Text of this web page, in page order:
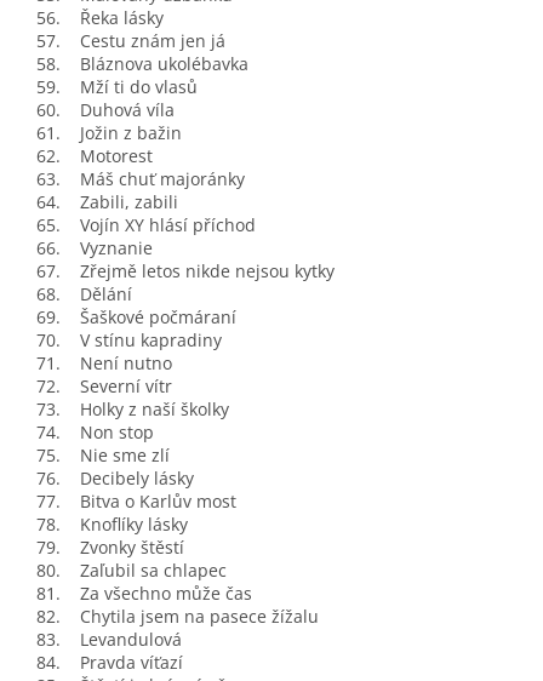
56. Řeka lásky
57. Cestu znám jen já
58. Bláznova ukolébavka
59. Mží ti do vlasů
60. Duhová víla
61. Jožin z bažin
62. Motorest
63. Máš chuť majoránky
64. Zabili, zabili
65. Vojín XY hlásí příchod
66. Vyznanie
67. Zřejmě letos nikde nejsou kytky
68. Dělání
69. Šaškové počmáraní
70. V stínu kapradiny
71. Není nutno
72. Severní vítr
73. Holky z naší školky
74. Non stop
75. Nie sme zlí
76. Decibely lásky
77. Bitva o Karlův most
78. Knoflíky lásky
79. Zvonky štěstí
80. Zaľubil sa chlapec
81. Za všechno může čas
82. Chytila jsem na pasece žížalu
83. Levandulová
84. Pravda víťazí